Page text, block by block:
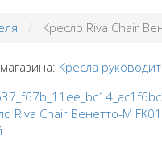
Кресло Riva Chair
Кресла